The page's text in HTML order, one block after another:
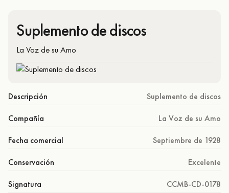
Suplemento de discos
La Voz de su Amo
Descripción Suplemento de discos
Compañía La Voz de su Amo
Fecha comercial Septiembre de 1928
Conservación Excelente
Signatura CCMB-CD-0178